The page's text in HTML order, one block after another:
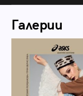
Галерии